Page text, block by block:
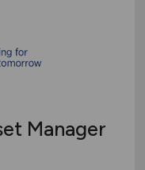
Manager